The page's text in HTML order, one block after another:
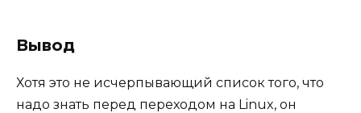
Вывод
Хотя это не исчерпывающий список того, что
надо знать перед переходом на Linux, он